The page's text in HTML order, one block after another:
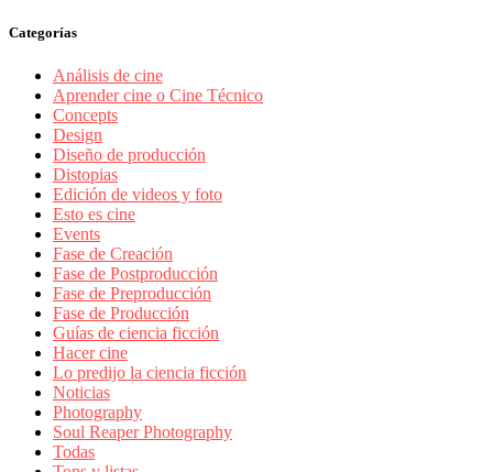
Categorías
Análisis de cine
Aprender cine o Cine Técnico
Concepts
Design
Diseño de producción
Distopias
Edición de videos y foto
Esto es cine
Events
Fase de Creación
Fase de Postproducción
Fase de Preproducción
Fase de Producción
Guías de ciencia ficción
Hacer cine
Lo predijo la ciencia ficción
Noticias
Photography
Soul Reaper Photography
Todas